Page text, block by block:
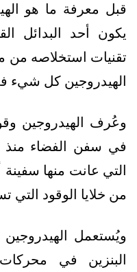
قبل معرفة ما هو
يكون أحد البدائل
تقنيات استخلاصه من
الهيدروجين كل شيء
وعُرف الهيدروجين
في سفن الفضاء منذ
التي عانت منها
من خلايا الوقود التي
ويُستعمل
البنزين في